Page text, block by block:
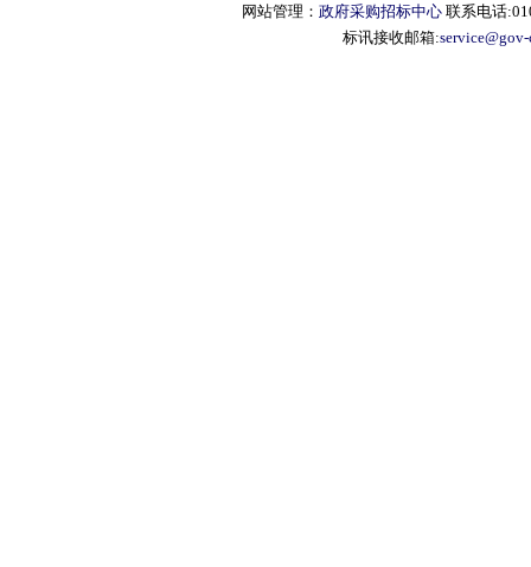
网站管理： 政府采购招标中心 联系电话
标讯接收邮箱: